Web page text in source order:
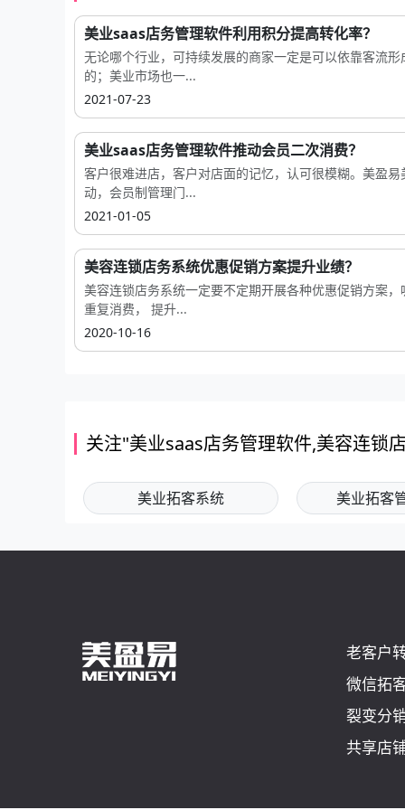
美业saas店务管理软件利用积分提高转化率？
无论哪个行业，可持续发展的商家一定是可以依靠客流
的；美业市场也一...
2021-07-23
美业saas店务管理软件推动会员二次消费？
客户很难进店，客户对店面的记忆，认可很模糊。美盈
动，会员制管理门...
2021-01-05
美容连锁店务系统优惠促销方案提升业绩？
美容连锁店务系统一定要不定期开展各种优惠促销方案
重复消费， 提升...
2020-10-16
关注"美业saas店务管理软件,美容连锁
美业拓客系统 美业拓客
老客户
微信拓
裂变分
共享店